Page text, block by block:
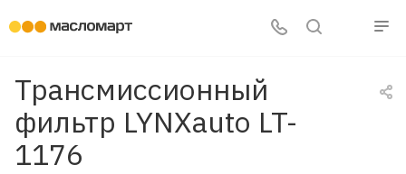
Трансмиссионный
фильтр LYNXauto LT-
1176